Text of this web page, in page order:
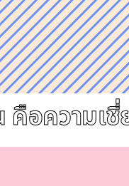
วามเชี่ย